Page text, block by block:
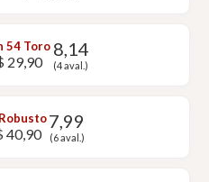
54 Toro
29,90
8,14
(4 aval.)
40,90
7,99
(6 aval.)